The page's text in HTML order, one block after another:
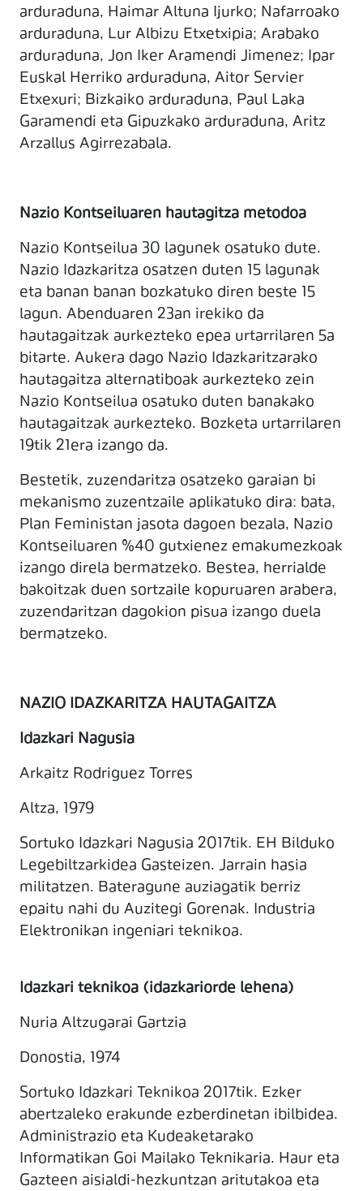
arduraduna, Haimar Altuna Ijurko; Nafarroako
arduraduna, Lur Albizu Etxetxipia; Arabako
arduraduna, Jon Iker Aramendi Jimenez; Ipar
Euskal Herriko arduraduna, Aitor Servier
Etxexuri; Bizkaiko arduraduna, Paul Laka
Garamendi eta Gipuzkako arduraduna, Aritz
Arzallus Agirrezabala.
Nazio Kontseiluaren hautagitza metodoa
Nazio Kontseilua 30 lagunek osatuko dute.
Nazio Idazkaritza osatzen duten 15 lagunak
eta banan banan bozkatuko diren beste 15
lagun. Abenduaren 23an irekiko da
hautagaitzak aurkezteko epea urtarrilaren 5a
bitarte. Aukera dago Nazio Idazkaritzarako
hautagaitza alternatiboak aurkezteko zein
Nazio Kontseilua osatuko duten banakako
hautagaitzak aurkezteko. Bozketa urtarrilaren
19tik 21era izango da.
Bestetik, zuzendaritza osatzeko garaian bi
mekanismo zuzentzaile aplikatuko dira: bata,
Plan Feministan jasota dagoen bezala, Nazio
Kontseiluaren %40 gutxienez emakumezkoak
izango direla bermatzeko. Bestea, herrialde
bakoitzak duen sortzaile kopuruaren arabera,
zuzendaritzan dagokion pisua izango duela
bermatzeko.
NAZIO IDAZKARITZA HAUTAGAITZA
Idazkari Nagusia
Arkaitz Rodriguez Torres
Altza, 1979
Sortuko Idazkari Nagusia 2017tik. EH Bilduko
Legebiltzarkidea Gasteizen. Jarrain hasia
militatzen. Bateragune auziagatik berriz
epaitu nahi du Auzitegi Gorenak. Industria
Elektronikan ingeniari teknikoa.
Idazkari teknikoa (idazkariorde lehena)
Nuria Altzugarai Gartzia
Donostia, 1974
Sortuko Idazkari Teknikoa 2017tik. Ezker
abertzaleko erakunde ezberdinetan ibilbidea.
Administrazio eta Kudeaketarako
Informatikan Goi Mailako Teknikaria. Haur eta
Gazteen aisialdi-hezkuntzan aritutakoa eta